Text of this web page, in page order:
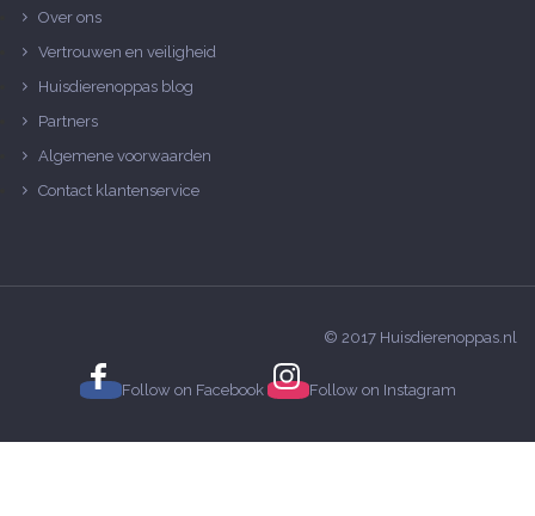
Over ons
Vertrouwen en veiligheid
Huisdierenoppas blog
Partners
Algemene voorwaarden
Contact klantenservice
© 2017 Huisdierenoppas.nl
Follow on Facebook Follow on Instagram